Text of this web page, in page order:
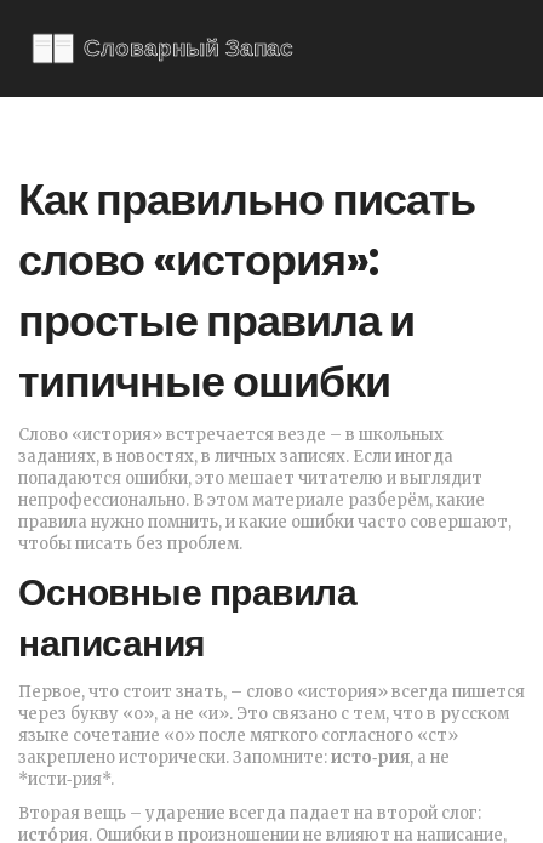
Как правильно писать
слово «история»:
простые правила и
типичные ошибки
Слово «история» встречается везде – в школьных
заданиях, в новостях, в личных записях. Если иногда
попадаются ошибки, это мешает читателю и выглядит
непрофессионально. В этом материале разберём, какие
правила нужно помнить, и какие ошибки часто совершают,
чтобы писать без проблем.
Основные правила
написания
Первое, что стоит знать, – слово «история» всегда пишется
через букву «о», а не «и». Это связано с тем, что в русском
языке сочетание «о» после мягкого согласного «ст»
закреплено исторически. Запомните:исто‑рия, а не
*исти‑рия*.
Вторая вещь – ударение всегда падает на второй слог:
исто́рия. Ошибки в произношении не влияют на написание,